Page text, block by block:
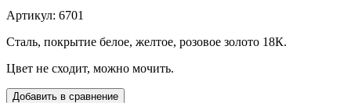
Артикул: 6701
Сталь, покрытие белое, желтое, розовое золото 18К.
Цвет не сходит, можно мочить.
Добавить в сравнение